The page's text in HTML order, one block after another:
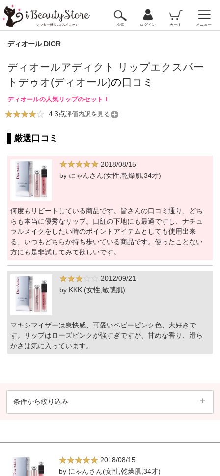
検索 ログイン カート メニュー
ディオール DIOR
ディオールアディクト リップエクスパー
トデゥオ(ディオール)の口コミ
ディオールの人気リップのセット！
4.3点評価内訳を見る
厳選口コミ
2018/08/15
by にゃんさん(女性,乾燥肌,34才)
何度もリピートしている商品です。皆さんの口コミ通り、どち
らも本当に優秀なリップ。口紅の下地にも最適ですし、ナチュ
ラルメイクをしたい時のポイントアイテムとしても使用出来
る、いつもどちらか持ち歩いている商品です。使ったことない
方にも是非試してみて欲しいです。
2012/09/21
by KKK (女性,敏感肌)
マキシマイザーは爽快感、可愛いベビーピンク色、大好きで
す。リップはローズピンクが強すぎですが、甘めな香り、滑ら
かさは気に入っています。
条件から絞り込み
2018/08/15
by にゃんさん(女性,乾燥肌,34才)